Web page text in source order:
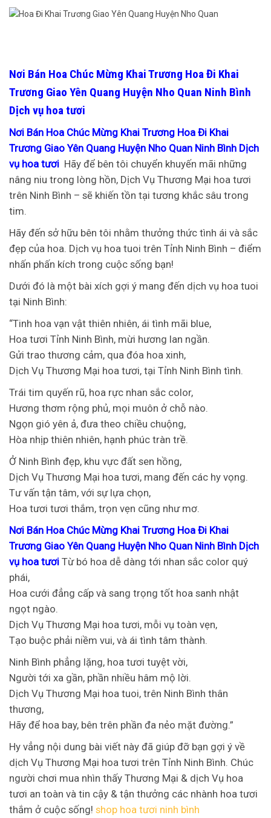
Nơi Bán Hoa Chúc Mừng Khai Trương Hoa Đi Khai
Trương Giao Yên Quang Huyện Nho Quan Ninh Bình
Dịch vụ hoa tươi
Nơi Bán Hoa Chúc Mừng Khai Trương Hoa Đi Khai
Trương Giao Yên Quang Huyện Nho Quan Ninh Bình Dịch
vụ hoa tươi Hãy để bên tôi chuyển khuyến mãi những
nâng niu trong lòng hồn, Dịch Vụ Thương Mại hoa tươi
trên Ninh Bình – sẽ khiến tồn tại tương khắc sâu trong
tim.
Hãy đến sở hữu bên tôi nhằm thưởng thức tình ái và sắc
đẹp của hoa. Dịch vụ hoa tuoi trên Tỉnh Ninh Bình – điểm
nhấn phấn kích trong cuộc sống bạn!
Dưới đó là một bài xích gợi ý mang đến dịch vụ hoa tuoi
tại Ninh Bình:
“Tinh hoa vạn vật thiên nhiên, ái tình mãi blue,
Hoa tươi Tỉnh Ninh Bình, mừi hương lan ngần.
Gửi trao thương cảm, qua đóa hoa xinh,
Dịch Vụ Thương Mại hoa tươi, tại Tỉnh Ninh Bình tình.
Trái tim quyến rũ, hoa rực nhan sắc color,
Hương thơm rộng phủ, mọi muôn ở chỗ nào.
Ngọn gió yên ả, đưa theo chiều chuộng,
Hòa nhịp thiên nhiên, hạnh phúc tràn trề.
Ở Ninh Bình đẹp, khu vực đất sen hồng,
Dịch Vụ Thương Mại hoa tươi, mang đến các hy vọng.
Tư vấn tận tâm, với sự lựa chọn,
Hoa tươi tươi thắm, trọn vẹn cũng như mơ.
Nơi Bán Hoa Chúc Mừng Khai Trương Hoa Đi Khai
Trương Giao Yên Quang Huyện Nho Quan Ninh Bình Dịch
vụ hoa tươi Từ bó hoa dễ dàng tới nhan sắc color quý
phái,
Hoa cưới đẳng cấp và sang trọng tốt hoa sanh nhật
ngọt ngào.
Dịch Vụ Thương Mại hoa tươi, mỗi vụ toàn vẹn,
Tạo buộc phải niềm vui, và ái tình tâm thành.
Ninh Bình phẳng lặng, hoa tươi tuyệt vời,
Người tới xa gần, phần nhiều hâm mộ lời.
Dịch Vụ Thương Mại hoa tuoi, trên Ninh Bình thân
thương,
Hãy để hoa bay, bên trên phần đa nẻo mặt đường.”
Hy vẳng nội dung bài viết này đã giúp đỡ bạn gợi ý về
dịch Vụ Thương Mại hoa tươi trên Tỉnh Ninh Bình. Chúc
người chơi mua nhìn thấy Thương Mại & dịch Vụ hoa
tươi an toàn và tin cậy & tận thưởng các nhành hoa tươi
thắm ở cuộc sống! shop hoa tươi ninh bình